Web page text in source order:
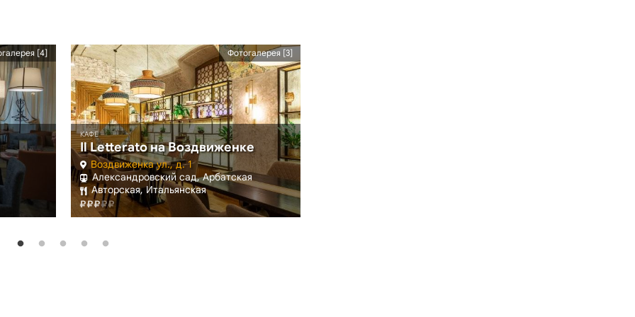
[4] Фотогалерея [3]
КАФЕ
Il Letterato на Воздвиженке
Воздвиженка ул., д. 1
Александровский сад, Арбатская
Авторская, Итальянская